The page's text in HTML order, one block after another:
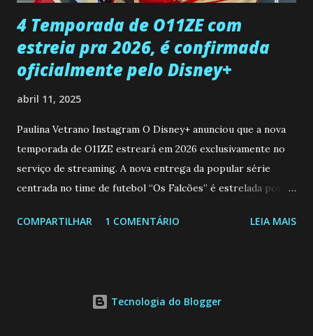
...
4 Temporada de O11ZE com
estreia pra 2026, é confirmada
oficialmente pelo Disney+
abril 11, 2025
Paulina Vetrano Instagram O Disney+ anunciou que a nova
temporada de O11ZE estreará em 2026 exclusivamente no
serviço de streaming. A nova entrega da popular série
centrada no time de futebol “Os Falcões” é estrelada por
Brum (Dedé), que voltam a interpretar seus personagens
atleta Sergio “Kun” Agüero, além de outras figuras de
COMPARTILHAR 1 COMENTÁRIO LEIA MAIS
Tecnologia do Blogger